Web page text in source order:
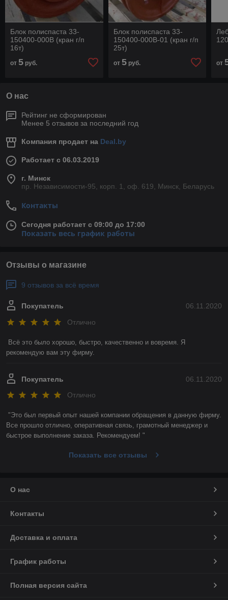
Блок полиспаста 33-
150400-000В (кран г/п
16т)
от 5 руб.
Блок полиспаста 33-
150400-000В-01 (кран г/п
25т)
от 5руб. от
О нас
Рейтинг не сформирован
Менее 5 отзывов за последний год
Компания продает на Deal.by
Работает с 06.03.2019
г. Минск
пр. Независимости-95, корп. 1, оф. 619, Минск, Беларусь
Контакты
Сегодня работает с 09:00 до 17:00
Показать весь график работы
Отзывы о магазине
9 отзывов за всё время
06.11.2020
Покупатель
Отлично
Всё это было хорошо, быстро, качественно и вовремя. Я
рекомендую вам эту фирму.
06.11.2020
Покупатель
Отлично
"Это был первый опыт нашей компании обращения в данную фирму.
Все прошло отлично, оперативная связь, грамотный менеджер и
быстрое выполнение заказа. Рекомендуем! "
Показать все отзывы
О нас
Контакты
Доставка и оплата
График работы
Полная версия сайта